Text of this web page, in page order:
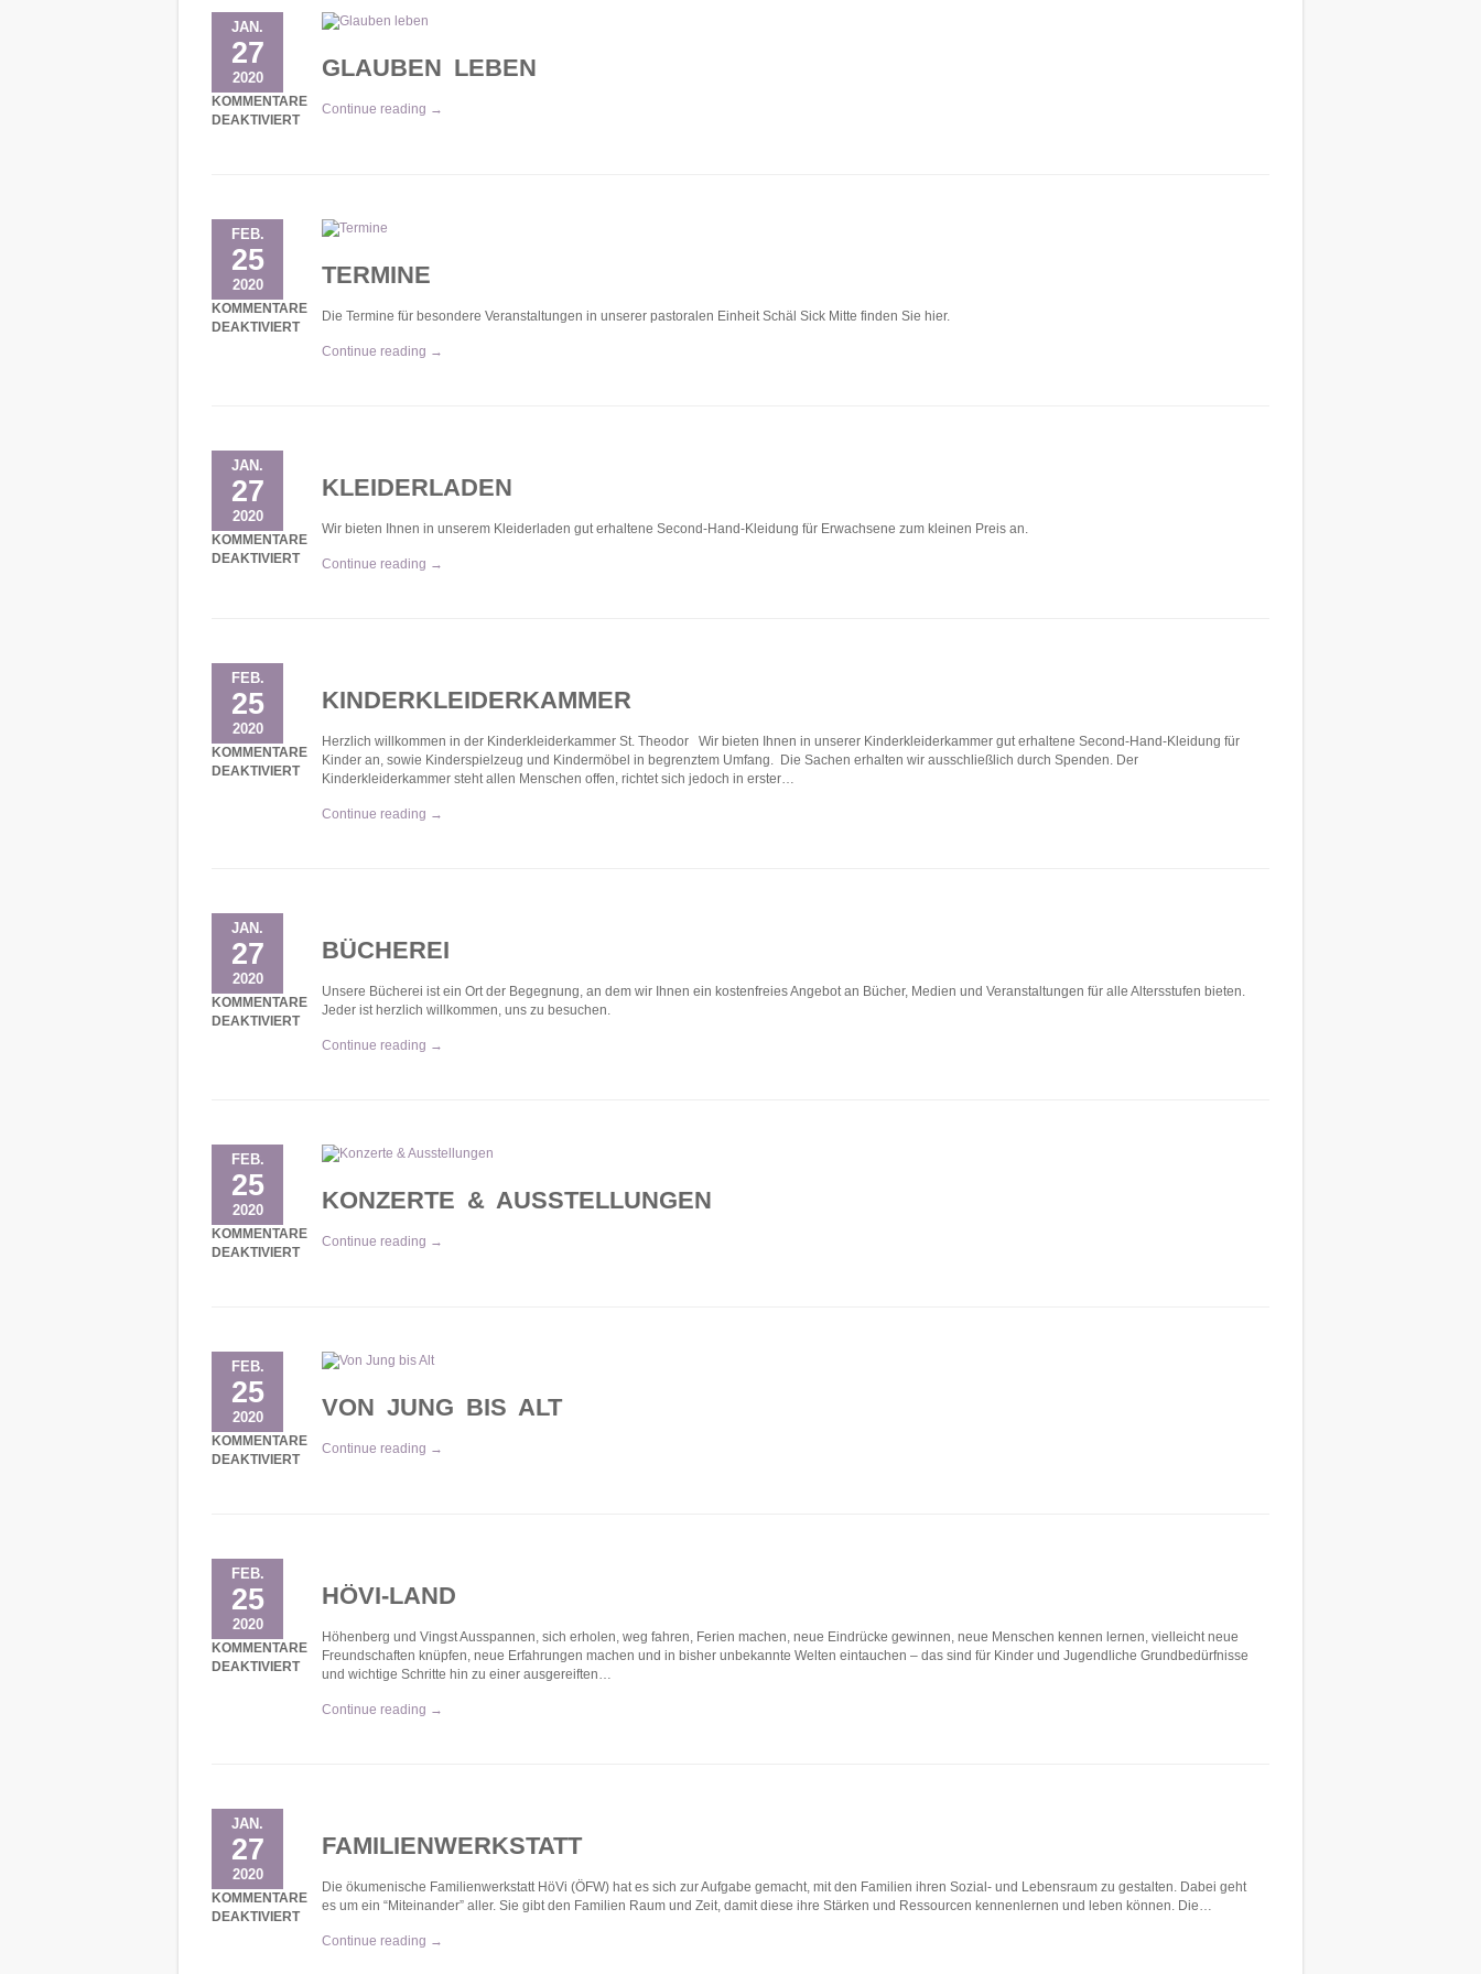
JAN.
27
2020
KOMMENTARE
DEAKTIVIERT
GLAUBEN LEBEN
Continue reading →
FEB.
25
2020
KOMMENTARE
DEAKTIVIERT
FÜR TERMINE
TERMINE
Die Termine für besondere Veranstaltungen in unserer pastoralen Einheit Schäl Sick Mitte finden Sie hier.
Continue reading →
JAN.
27
2020
KOMMENTARE
DEAKTIVIERT
KLEIDERLADEN
Wir bieten Ihnen in unserem Kleiderladen gut erhaltene Second-Hand-Kleidung für Erwachsene zum kleinen Preis an.
Continue reading →
FEB.
25
2020
KOMMENTARE
DEAKTIVIERT
KINDERKLEIDERKAMMER
Herzlich willkommen in der Kinderkleiderkammer St. Theodor Wir bieten Ihnen in unserer Kinderkleiderkammer gut erhaltene Second-Hand-Kleidung für
Kinder an, sowie Kinderspielzeug und Kindermöbel in begrenztem Umfang. Die Sachen erhalten wir ausschließlich durch Spenden. Der
Kinderkleiderkammer steht allen Menschen offen, richtet sich jedoch in erster…
Continue reading →
JAN.
27
2020
KOMMENTARE
DEAKTIVIERT
FÜR BÜCHEREI
BÜCHEREI
Unsere Bücherei ist ein Ort der Begegnung, an dem wir Ihnen ein kostenfreies Angebot an Bücher, Medien und Veranstaltungen für alle Altersstufen bieten.
Jeder ist herzlich willkommen, uns zu besuchen.
Continue reading →
FEB.
25
2020
KOMMENTARE
DEAKTIVIERT
KONZERTE & AUSSTELLUNGEN
Continue reading →
FEB.
25
2020
KOMMENTARE
DEAKTIVIERT
VON JUNG BIS ALT
Continue reading →
FEB.
25
2020
KOMMENTARE
DEAKTIVIERT
HÖVI-LAND
Höhenberg und Vingst Ausspannen, sich erholen, weg fahren, Ferien machen, neue Eindrücke gewinnen, neue Menschen kennen lernen, vielleicht neue
Freundschaften knüpfen, neue Erfahrungen machen und in bisher unbekannte Welten eintauchen – das sind für Kinder und Jugendliche Grundbedürfnisse
und wichtige Schritte hin zu einer ausgereiften…
Continue reading →
JAN.
27
2020
KOMMENTARE
DEAKTIVIERT
FÜR FAMILIENWERKSTATT
FAMILIENWERKSTATT
Die ökumenische Familienwerkstatt HöVi (ÖFW) hat es sich zur Aufgabe gemacht, mit den Familien ihren Sozial- und Lebensraum zu gestalten. Dabei geht
es um ein “Miteinander” aller. Sie gibt den Familien Raum und Zeit, damit diese ihre Stärken und Ressourcen kennenlernen und leben können. Die…
Continue reading →